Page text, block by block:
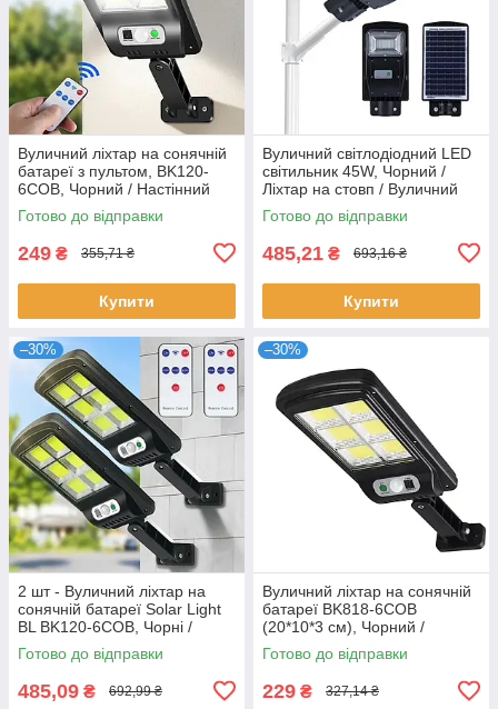
Вуличний ліхтар на сонячній
батареї з пультом, BK120-
6COB, Чорний / Настінний
світильник з датчиком руху
Готово до відправки
249 ₴ 355,71 ₴
Купити
Вуличний світлодіодний LED
світильник 45W, Чорний /
Ліхтар на стовп / Вуличний
світильник
Готово до відправки
485,21 ₴ 693,16 ₴
Купити
–30%
2 шт - Вуличний ліхтар на
сонячній батареї Solar Light
BL BK120-6COB, Чорні /
Вуличний світильник з
пультом ДУ
Готово до відправки
485,09 ₴ 692,99 ₴
–30%
Вуличний ліхтар на сонячній
батареї BK818-6COB
(20*10*3 см), Чорний /
Світильник на вулицю з
датчиком руху
Готово до відправки
229 ₴ 327,14 ₴